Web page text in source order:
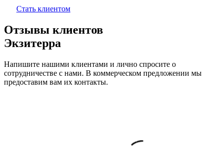
Стать клиентом
Отзывы клиентов
Экзитерра
Напишите нашими клиентами и лично спросите о
сотрудничестве с нами. В коммерческом предложении мы
предоставим вам их контакты.